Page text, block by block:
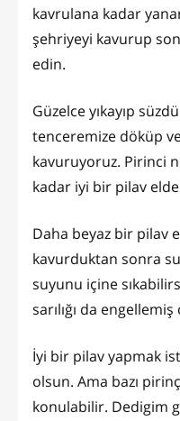
kavrulana kadar
şehriyeyi kavurup
edin.
Güzelce yıkayıp
tenceremize döküp
kavuruyoruz. Pirinci
kadar iyi bir pilav
Daha beyaz bir pilav
kavurduktan sonra
suyunu içine
sarılığı da
İyi bir pilav yapmak
olsun. Ama bazı
konulabilir. Dedigim